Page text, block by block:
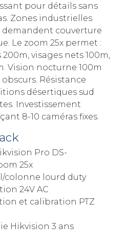
pour détails sans
Zones industrielles
demandent couverture
Le zoom 25x permet :
visages nets 100m,
Vision nocturne 100m
Résistance
désertiques sud
Investissement
8-10 caméras fixes.
Pro DS-
25x
colonne lourd duty
24V AC
et calibration PTZ
Hikvision 3 ans